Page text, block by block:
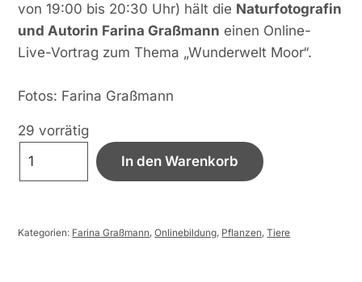
von 19:00 bis 20:30 Uhr) hält die Naturfotografin
und Autorin Farina Graßmann einen Online-
Live-Vortrag zum Thema „Wunderwelt Moor“.
Fotos: Farina Graßmann
29 vorrätig
Moor
In den Warenkorb
Kategorien: Farina Graßmann,Onlinebildung, Pflanzen,Tiere